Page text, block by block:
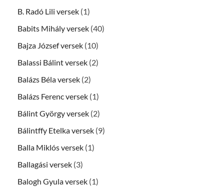
B. Radó Lili versek (1)
Babits Mihály versek (40)
Bajza József versek (10)
Balassi Bálint versek (2)
Balázs Béla versek (2)
Balázs Ferenc versek (1)
Bálint György versek (2)
Bálintffy Etelka versek (9)
Balla Miklós versek (1)
Ballagási versek (3)
Balogh Gyula versek (1)